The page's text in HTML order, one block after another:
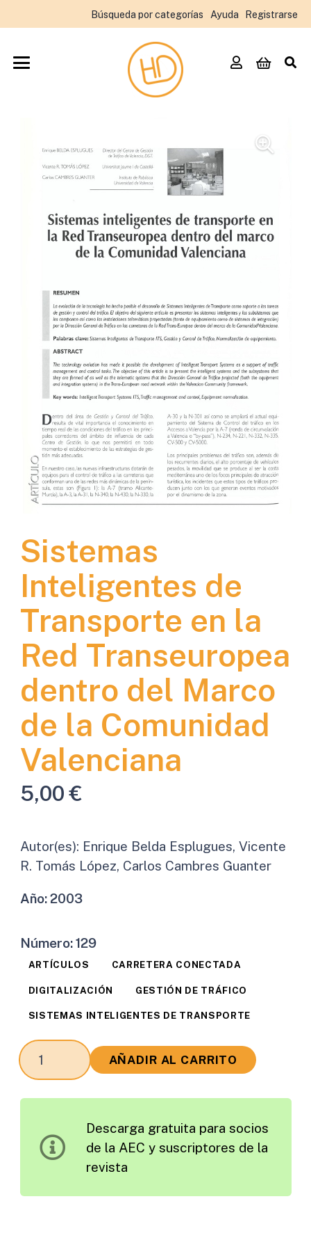
Búsqueda por categorías Ayuda Registrarse
Sistemas
Inteligentes de
Transporte en la
Red Transeuropea
dentro del Marco
de la Comunidad
Valenciana
5,00€
Autor(es): Enrique Belda Esplugues, Vicente
R. Tomás López, Carlos Cambres Guanter
Año:2003
Número:129
ARTÍCULOS CARRETERA CONECTADA
DIGITALIZACIÓN GESTIÓN DE TRÁFICO
SISTEMAS INTELIGENTES DE TRANSPORTE
Sistemas
Inteligentes
AÑADIR AL CARRITO
Descarga gratuita para socios
de la AEC y suscriptores de la
revista